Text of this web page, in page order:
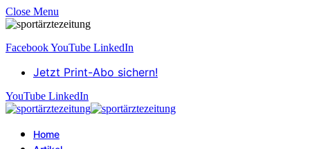
Close Menu
FacebookYouTube LinkedIn
Jetzt Print-Abo sichern!
YouTube LinkedIn
Home